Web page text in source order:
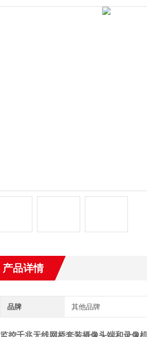
产品详情
品牌 其他品牌
监控千兆无线网桥套装摄像头端和录像